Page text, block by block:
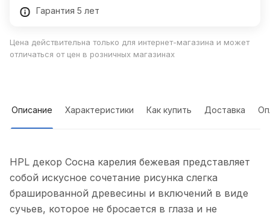
Гарантия 5 лет
Цена действительна только для интернет-магазина и может
отличаться от цен в розничных магазинах
Описание Характеристики Как купить Доставка
HPL декор Сосна карелия бежевая представляет
собой искусное сочетание рисунка слегка
брашированной древесины и включений в виде
сучьев, которое не бросается в глаза и не